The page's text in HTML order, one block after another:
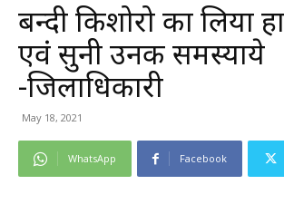
बन्दी किशोरो का लिया
एवं सुनी उनकी समस्याये
-जिलाधिकारी
May 18, 2021
WhatsApp Facebook